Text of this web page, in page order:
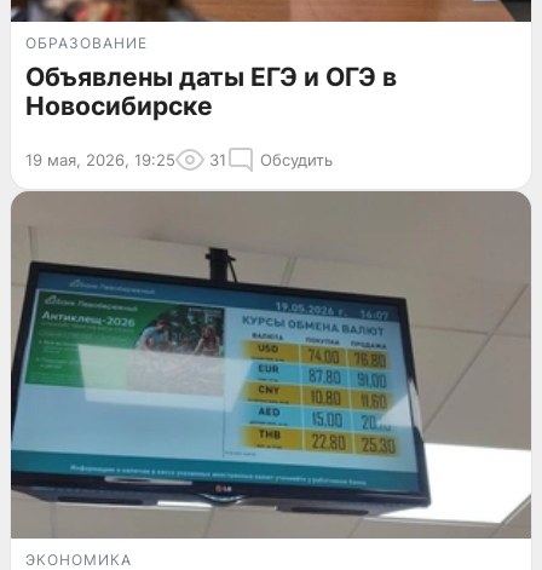
ОБРАЗОВАНИЕ
Объявлены даты ЕГЭ и ОГЭ в
Новосибирске
19 мая, 2026, 19:25 31 Обсудить
ЭКОНОМИКА